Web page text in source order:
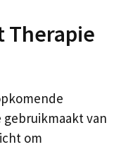
Therapie
van
om